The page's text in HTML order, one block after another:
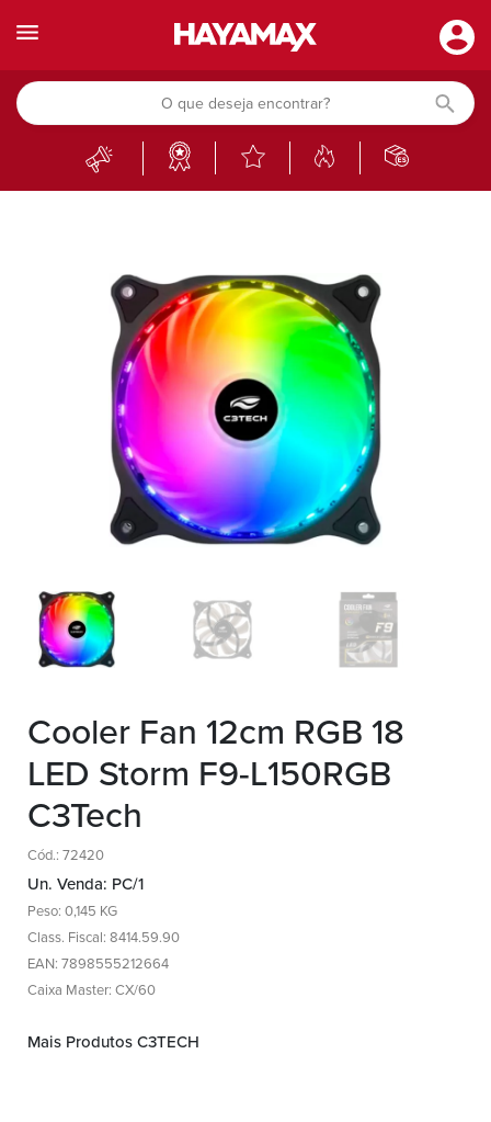
Cooler Fan 12cm RGB 18
LED Storm F9-L150RGB
C3Tech
Cód.: 72420
Un. Venda: PC/1
Peso: 0,145 KG
Class. Fiscal: 8414.59.90
EAN: 7898555212664
Caixa Master: CX/60
Mais Produtos C3TECH